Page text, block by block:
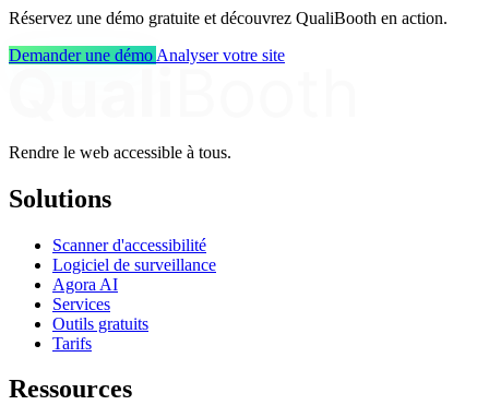
Réservez une démo gratuite et découvrez QualiBooth en action.
Demander une démo Analyser votre site
Rendre le web accessible à tous.
Solutions
Scanner d'accessibilité
Logiciel de surveillance
Agora AI
Services
Outils gratuits
Tarifs
Ressources